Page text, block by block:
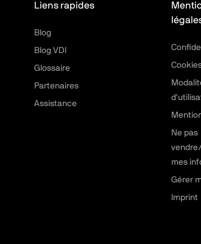
Liens rapides
Blog
Blog VDI
Glossaire
Partenaires
Assistance
Ne pas
mes
Gérer
Imprint